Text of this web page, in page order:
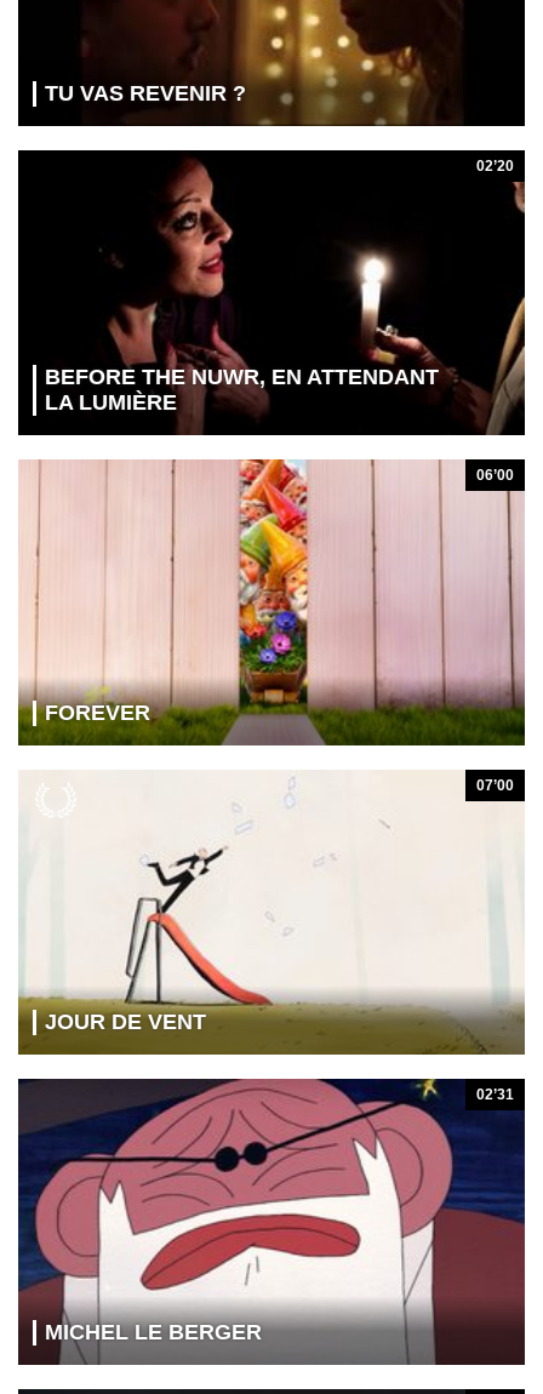
TU VAS REVENIR ?
BEFORE THE NUWR, EN ATTENDANT
LA LUMIÈRE
02’20
FOREVER
06’00
JOUR DE VENT
07’00
MICHEL LE BERGER
02’31